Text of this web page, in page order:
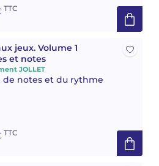
TTC
jeux. Volume 1
et notes
JOLLET
de notes et du rythme
TTC